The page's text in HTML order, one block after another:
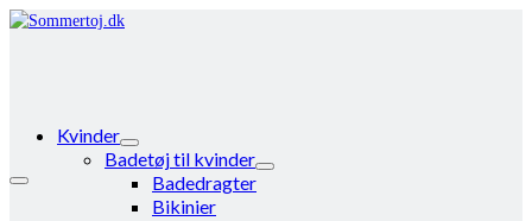
Kvinder
Badetøj til kvinder
Badedragter
Bikinier